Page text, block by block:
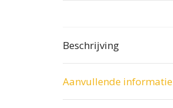
Beschrijving
Aanvullende informatie